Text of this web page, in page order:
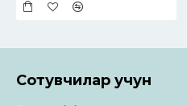
Сотувчилар учун